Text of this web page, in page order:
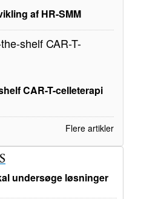
af HR-SMM
CAR-T-celleterapi
Flere artikler
undersøge løsninger